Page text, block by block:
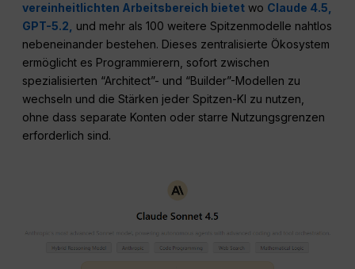
vereinheitlichten Arbeitsbereich bietet wo Claude 4.5,
GPT-5.2,
und mehr als 100 weitere Spitzenmodelle nahtlos
nebeneinander bestehen. Dieses zentralisierte Ökosystem
ermöglicht es Programmierern, sofort zwischen
spezialisierten “Architect”- und “Builder”-Modellen zu
wechseln und die Stärken jeder Spitzen-KI zu nutzen,
ohne dass separate Konten oder starre Nutzungsgrenzen
erforderlich sind.